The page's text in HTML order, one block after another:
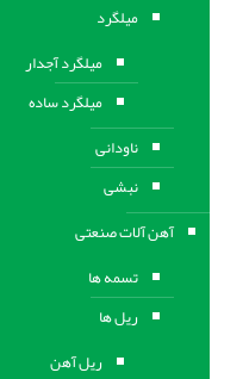
میلگرد
میلگرد آجدار
میلگرد ساده
ناودانی
نبشی
آهن آلات صنعتی
تسمه ها
ریل ها
ریل آهن